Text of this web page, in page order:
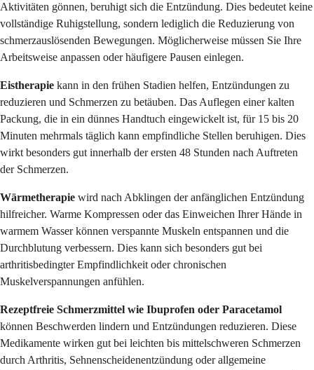
Aktivitäten gönnen, beruhigt sich die Entzündung. Dies bedeutet keine
vollständige Ruhigstellung, sondern lediglich die Reduzierung von
schmerzauslösenden Bewegungen. Möglicherweise müssen Sie Ihre
Arbeitsweise anpassen oder häufigere Pausen einlegen.
Eistherapie kann in den frühen Stadien helfen, Entzündungen zu
reduzieren und Schmerzen zu betäuben. Das Auflegen einer kalten
Packung, die in ein dünnes Handtuch eingewickelt ist, für 15 bis 20
Minuten mehrmals täglich kann empfindliche Stellen beruhigen. Dies
wirkt besonders gut innerhalb der ersten 48 Stunden nach Auftreten
der Schmerzen.
Wärmetherapie wird nach Abklingen der anfänglichen Entzündung
hilfreicher. Warme Kompressen oder das Einweichen Ihrer Hände in
warmem Wasser können verspannte Muskeln entspannen und die
Durchblutung verbessern. Dies kann sich besonders gut bei
arthritisbedingter Empfindlichkeit oder chronischen
Muskelverspannungen anfühlen.
Rezeptfreie Schmerzmittel wie Ibuprofen oder Paracetamol
können Beschwerden lindern und Entzündungen reduzieren. Diese
Medikamente wirken gut bei leichten bis mittelschweren Schmerzen
durch Arthritis, Sehnenscheidenentzündung oder allgemeine